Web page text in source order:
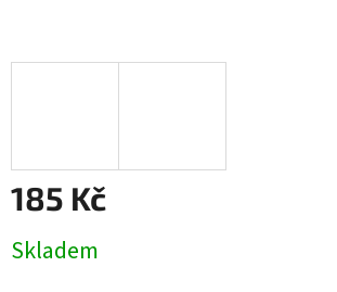
185 Kč
cena:
Skladem